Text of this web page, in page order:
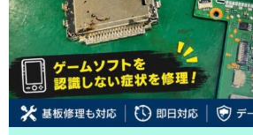
した！ありがとうございました！
2026/05/13
松戸市よりお越しのお客様のiPhone14Proの液
ありがとうございました！
2026/05/12
市川市よりお越しのお客様のiPhone12の基板
りがとうございました！
2026/05/12
松戸市よりお越しのお客様のiPhoneSE2のナ